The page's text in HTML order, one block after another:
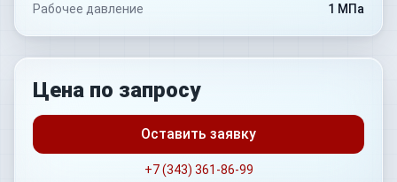
Рабочее давление 1 МПа
Цена по запросу
Оставить заявку
+7 (343) 361-86-99